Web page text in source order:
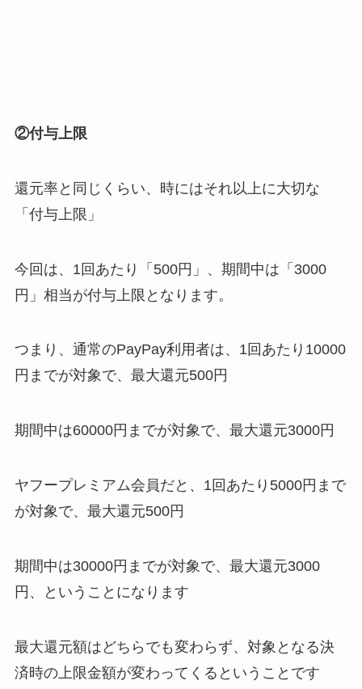
②付与上限
還元率と同じくらい、時にはそれ以上に大切な
「付与上限」
今回は、1回あたり「 500円 」、期間中は「 3000
円 」相当が付与上限 となります。
つまり、通常のPayPay利用者は、1回あたり10000
円までが対象で、最大還元500円
期間中は60000円までが対象で、最大還元3000円
ヤフープレミアム会員だと、1回あたり5000円まで
が対象で、最大還元500円
期間中は30000円までが対象で、最大還元3000
円、ということになります
最大還元額はどちらでも変わらず、対象となる決
済時の上限金額が変わってくる ということです